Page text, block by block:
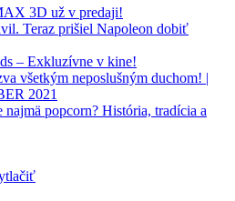
3D už v predaji!
Teraz prišiel Napoleon dobiť
– Exkluzívne v kine!
všetkým neposlušným duchom! |
2021
popcorn? História, tradícia a